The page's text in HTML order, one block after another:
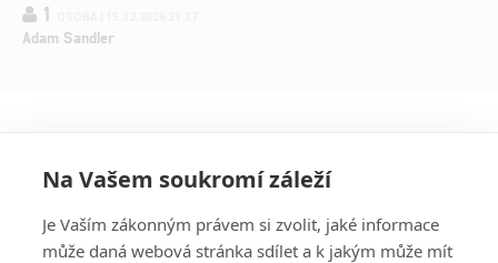
1
Adam Sandler
Na Vašem soukromí záleží
Je Vaším zákonným právem si zvolit, jaké informace
může daná webová stránka sdílet a k jakým může mít